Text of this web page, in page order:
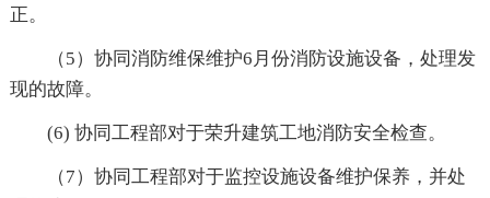
正。
（5）协同消防维保维护6月份消防设施设备，处理发
现的故障。
(6) 协同工程部对于荣升建筑工地消防安全检查。
（7）协同工程部对于监控设施设备维护保养，并处